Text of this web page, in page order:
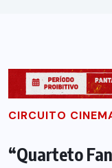
CIRCUITO
“Quarteto